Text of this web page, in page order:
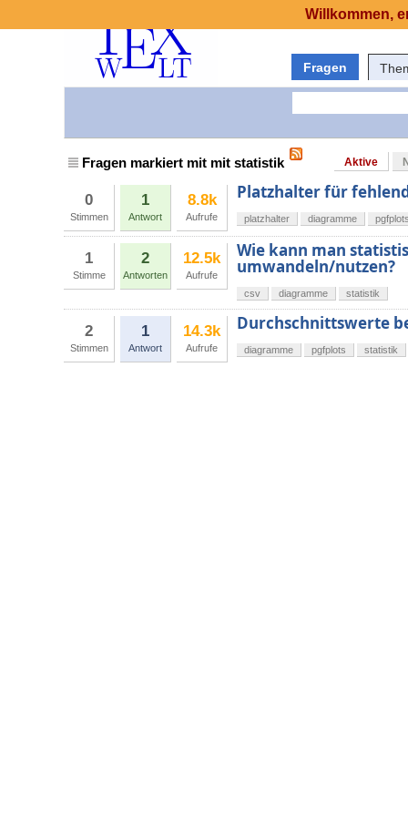
Fragen
Fragen markiert mit mit statistik Aktive
0
Stimmen
1
Antwort
8.8k
Aufrufe
Platzhalter für
platzhalter diagramme
1
Stimme
2
Antworten
12.5k
Aufrufe
Wie kann man
umwandeln/nutzen?
csv diagramme statistik
2
Stimmen
1
Antwort
14.3k
Aufrufe
Durchschnittswerte
diagramme pgfplots statistik
Willkommen,